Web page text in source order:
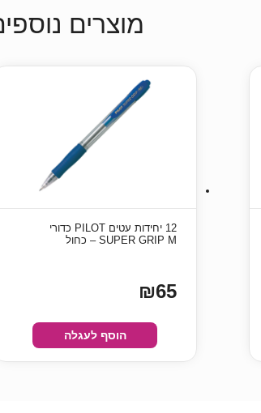
מוצרים
12 יחידות עטים PILOT כדורי
SUPER GRIP M – כחול
₪65
הוסף לעגלה